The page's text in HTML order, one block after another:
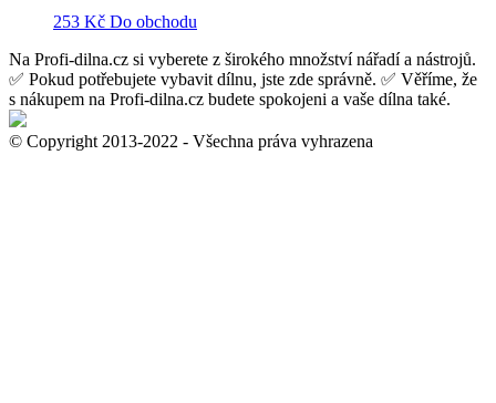
253 Kč Do obchodu
Na Profi-dilna.cz si vyberete z širokého množství nářadí a nástrojů.
✅ Pokud potřebujete vybavit dílnu, jste zde správně. ✅ Věříme, že
s nákupem na Profi-dilna.cz budete spokojeni a vaše dílna také.
© Copyright 2013-2022 - Všechna práva vyhrazena